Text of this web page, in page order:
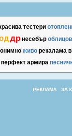
тестери
др несебър
живо рекалама
перфект армира
РЕКЛАМА ЗА